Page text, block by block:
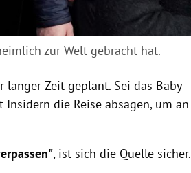
zur Welt gebracht hat.
Zeit geplant. Sei das Baby
die Reise absagen, um an
, ist sich die Quelle sicher.